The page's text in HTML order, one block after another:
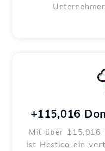
+115,016
Mit über 115,016
ist Hostico ein